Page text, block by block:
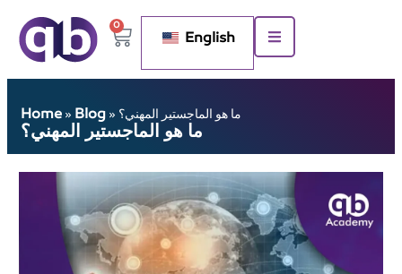
0
English
Home » Blog » ما هو الماجستير المهني؟
ما هو الماجستير المهني؟